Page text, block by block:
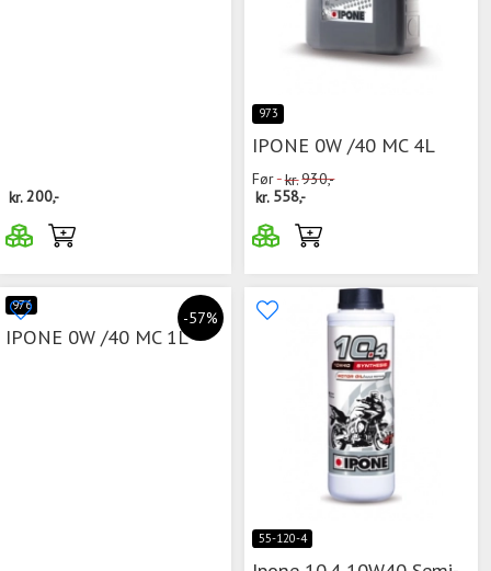
kr.200,-
973
IPONE 0W /40 MC 4L
Før kr.930,-
kr. 558,-
-57%
976
IPONE 0W /40 MC 1L
55-120-4